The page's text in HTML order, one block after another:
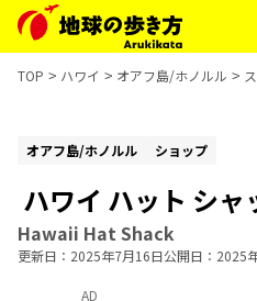
TOP ハワイ オアフ島/ホノルル
オアフ島/ホノルル ショップ
ハワイ ハット シャ
Hawaii Hat Shack
更新日 2025年7月16日公開日 2025
AD